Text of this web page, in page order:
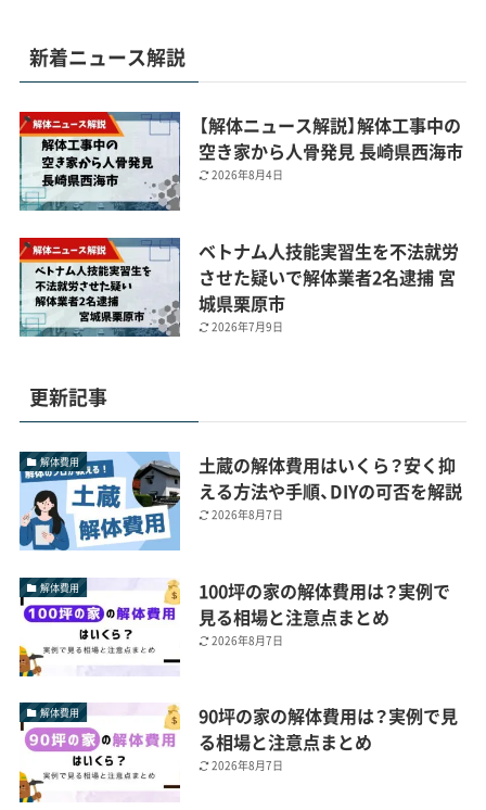
新着ニュース解説
【解体ニュース解説】解体工事中の
空き家から人骨発見 長崎県西海市
2026年8月4日
ベトナム人技能実習生を不法就労
させた疑いで解体業者2名逮捕 宮
城県栗原市
2026年7月9日
更新記事
解体費用
土蔵の解体費用はいくら？安く抑
える方法や手順、DIYの可否を解説
2026年8月7日
解体費用
100坪の家の解体費用は？実例で
見る相場と注意点まとめ
2026年8月7日
解体費用
90坪の家の解体費用は？実例で見
る相場と注意点まとめ
2026年8月7日